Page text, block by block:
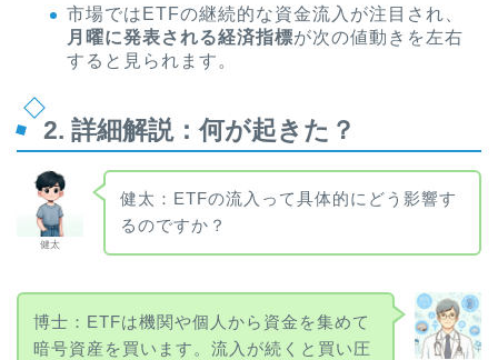
市場ではETFの継続的な資金流入が注目され、
月曜に発表される経済指標が次の値動きを左右
すると見られます。
2. 詳細解説：何が起きた？
健太
健太：ETFの流入って具体的にどう影響す
るのですか？
博士：ETFは機関や個人から資金を集めて
暗号資産を買います。流入が続くと買い圧